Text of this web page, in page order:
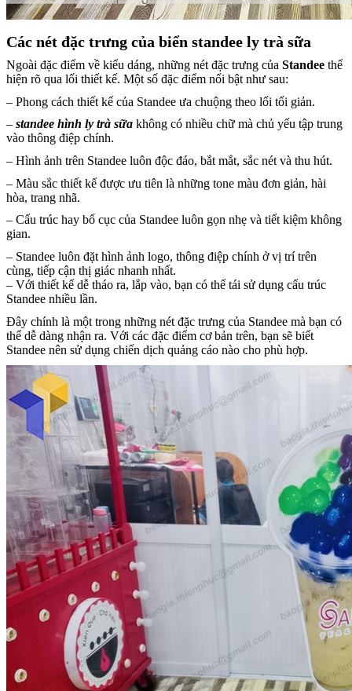
Các nét đặc trưng của biển standee ly trà sữa
Ngoài đặc điểm về kiểu dáng, những nét đặc trưng của Standee thể
hiện rõ qua lối thiết kế. Một số đặc điểm nổi bật như sau:
– Phong cách thiết kế của Standee ưa chuộng theo lối tối giản.
– standee hình ly trà sữa không có nhiều chữ mà chủ yếu tập trung
vào thông điệp chính.
– Hình ảnh trên Standee luôn độc đáo, bắt mắt, sắc nét và thu hút.
– Màu sắc thiết kế được ưu tiên là những tone màu đơn giản, hài
hòa, trang nhã.
– Cấu trúc hay bố cục của Standee luôn gọn nhẹ và tiết kiệm không
gian.
– Standee luôn đặt hình ảnh logo, thông điệp chính ở vị trí trên
cùng, tiếp cận thị giác nhanh nhất.
– Với thiết kế dễ tháo ra, lắp vào, bạn có thể tái sử dụng cấu trúc
Standee nhiều lần.
Đây chính là một trong những nét đặc trưng của Standee mà bạn có
thể dễ dàng nhận ra. Với các đặc điểm cơ bản trên, bạn sẽ biết
Standee nên sử dụng chiến dịch quảng cáo nào cho phù hợp.